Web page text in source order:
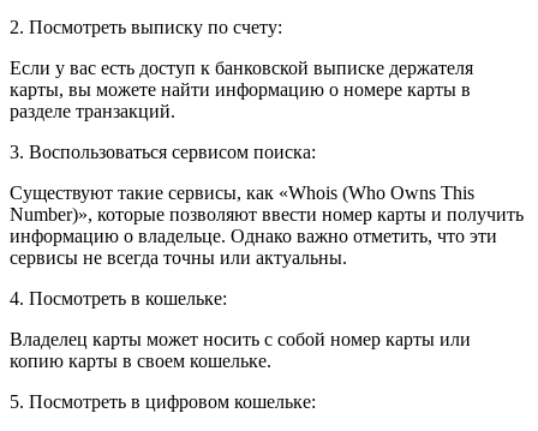
2. Посмотреть выписку по счету:
Если у вас есть доступ к банковской выписке держателя
карты, вы можете найти информацию о номере карты в
разделе транзакций.
3. Воспользоваться сервисом поиска:
Существуют такие сервисы, как «Whois (Who Owns This
Number)», которые позволяют ввести номер карты и получить
информацию о владельце. Однако важно отметить, что эти
сервисы не всегда точны или актуальны.
4. Посмотреть в кошельке:
Владелец карты может носить с собой номер карты или
копию карты в своем кошельке.
5. Посмотреть в цифровом кошельке: